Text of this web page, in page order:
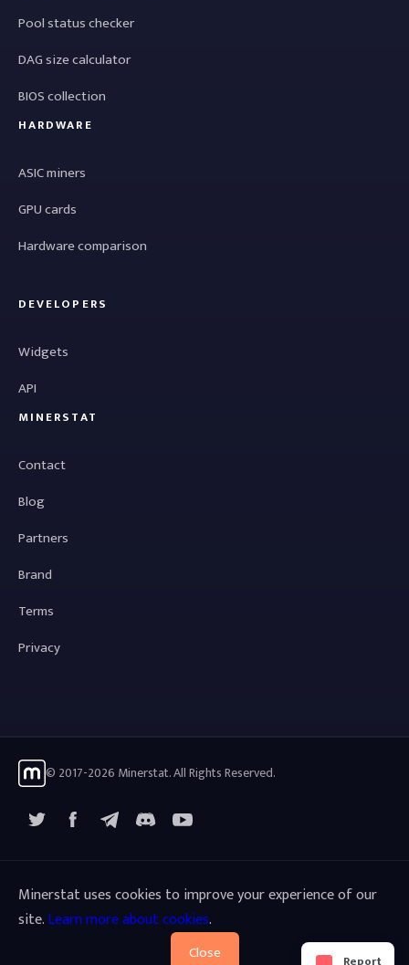
Pool status checker
DAG size calculator
BIOS collection
HARDWARE
ASIC miners
GPU cards
Hardware comparison
DEVELOPERS
Widgets
API
MINERSTAT
Contact
Blog
Partners
Brand
Terms
Privacy
© 2017-2026 Minerstat. All Rights Reserved.
FacebookTelegramYouTube
Minerstat uses cookies to improve your experience of our
site.Learn more about cookies.
Close